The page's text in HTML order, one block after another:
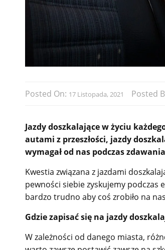
Posted On: 17 Listopada, 2021 Posted
Jazdy doszkalające w życiu
autami z przeszłości, jazdy
wymagał od nas podczas
Kwestia związana z jazdami
pewności siebie zyskujemy podczas
bardzo trudno aby coś zrobiło na
Gdzie zapisać się na jazdy
W zależności od danego miasta,